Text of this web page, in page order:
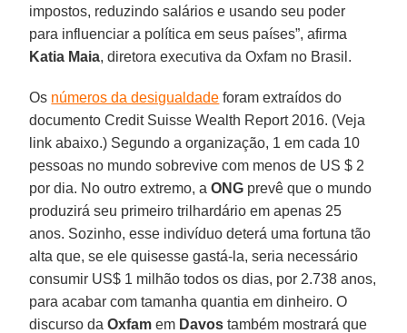
impostos, reduzindo salários e usando seu poder
para influenciar a política em seus países”, afirma
Katia Maia, diretora executiva da Oxfam no Brasil.
Os números da desigualdade foram extraídos do
documento Credit Suisse Wealth Report 2016. (Veja
link abaixo.) Segundo a organização, 1 em cada 10
pessoas no mundo sobrevive com menos de US $ 2
por dia. No outro extremo, aONG prevê que o mundo
produzirá seu primeiro trilhardário em apenas 25
anos. Sozinho, esse indivíduo deterá uma fortuna tão
alta que, se ele quisesse gastá-la, seria necessário
consumir US$ 1 milhão todos os dias, por 2.738 anos,
para acabar com tamanha quantia em dinheiro. O
discurso daOxfam em Davos também mostrará que